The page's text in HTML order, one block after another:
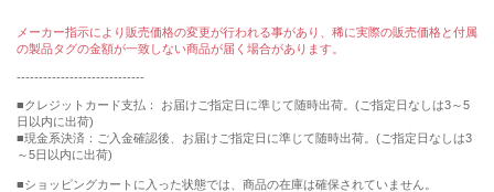
メーカー指示により販売価格の変更が行われる事があり、稀に実際の販売価格と付属
の製品タグの金額が一致しない商品が届く場合があります。
-----------------------------
■クレジットカード支払： お届けご指定日に準じて随時出荷。(ご指定日なしは3～5
日以内に出荷)
■現金系決済：ご入金確認後、お届けご指定日に準じて随時出荷。(ご指定日なしは3
～5日以内に出荷)
■ショッピングカートに入った状態では、商品の在庫は確保されていません。